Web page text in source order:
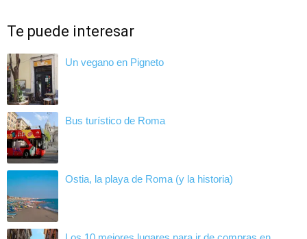
Te puede interesar
Un vegano en Pigneto
Bus turístico de Roma
Ostia, la playa de Roma (y la historia)